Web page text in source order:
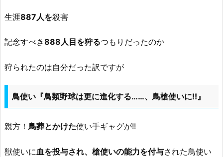
生涯887人を殺害
記念すべき888人目を狩るつもりだったのか
狩られたのは自分だった訳ですが
鳥使い『鳥類野球は更に進化する……、鳥槍使いに!!』
親方！ 鳥葬とかけた使い手ギャグが!!
獣使いに 血を投与され、槍使いの能力を付与された鳥使い